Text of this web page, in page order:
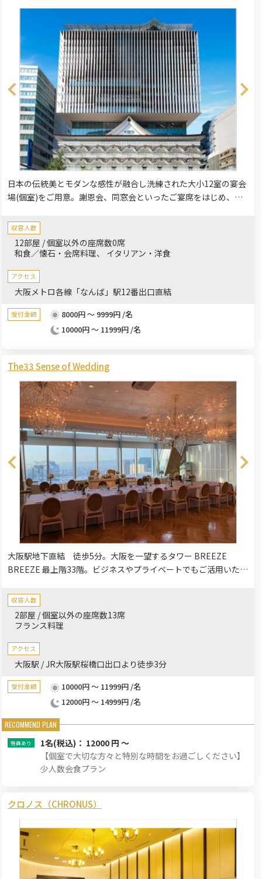
日本の伝統美とモダンな感性が融合し洗練された大小12室の宴会
場(個室)をご用意。謝恩会、同窓会といったご宴席をはじめ、ご
いた和の空間は多目的にご利用いただけます。大阪メトロ「なん
ば」駅12番出口に地下で直結。南海、近鉄などの各私鉄やJR難波
駅へもアクセス至便の立地となります。
収容人数
12部屋 / 個室以外の座席数0席
和食／懐石・会席料理
イタリアン・洋食
アクセス
大阪メトロ各線「なんば」駅12番出口直結
受付金額
8000円 ～ 9999円 /名
10000円 ～ 11999円 /名
The33 Sense of Wedding
大阪駅地下直結 徒歩5分。大阪を一望するタワー BREEZE
BREEZE 最上階33階。ビジネスやプライベートでもご活用いただ
タンスを十分の保った空間で、特別な時間をお過ごしくださいま
せ。
収容人数
2部屋 / 個室以外の座席数13席
フランス料理
アクセス
大阪駅 / JR大阪駅桜橋口出口より徒歩3分
受付金額
10000円 ～ 11999円 /名
12000円 ～ 14999円 /名
1名(税込)： 12000 円 ～
【個室で大切な方々と特別な時間をお過ごしください】
少人数会食プラン
クロノス（CHRONUS）